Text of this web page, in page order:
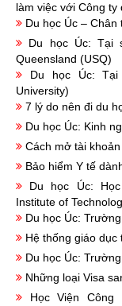
làm việc với Công ty
Du học Úc –
Du học Úc: Tại
Queensland (USQ)
Du học Úc:
University)
7 lý do nên đi du
Du học Úc: Kinh
Cách mở tài
Bảo hiểm Y tế
Du học Úc:
Institute of
Du học Úc:
Hệ thống giáo dục
Du học Úc:
Những loại Visa
Học Viện Công